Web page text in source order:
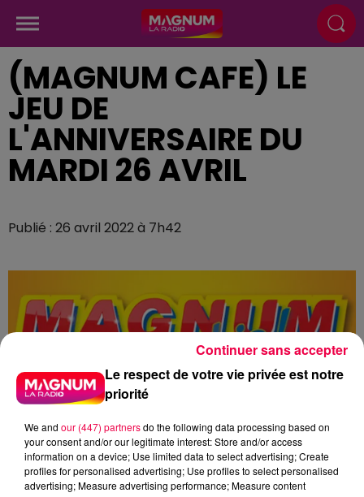
(MAGNUM CAFE) LE
JEU DE
L'ANNIVERSAIRE DU
MARDI 26 AVRIL
Publié : 26 avril 2022 à 7h42
Le respect de votre vie privée est notre
priorité
We and our (447) partnersdo the following data processing based on
your consent and/or our legitimate interest: Store and/or access
information on a device; Use limited data to select advertising; Create
profiles for personalised advertising; Use profiles to select personalised
advertising; Measure advertising performance; Measure content
Continuer sans accepter